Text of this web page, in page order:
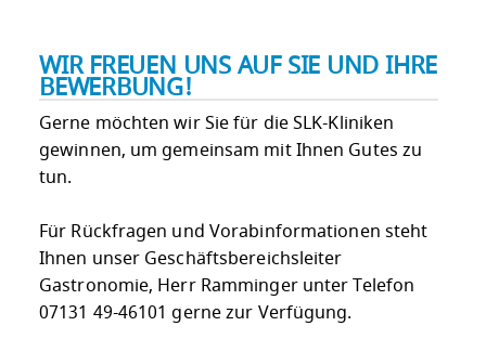
WIR FREUEN UNS AUF SIE UND IHRE
BEWERBUNG!
Gerne möchten wir Sie für die SLK-Kliniken
gewinnen, um gemeinsam mit Ihnen Gutes zu
tun.
Für Rückfragen und Vorabinformationen steht
Ihnen unser Geschäftsbereichsleiter
Gastronomie, Herr Ramminger unter Telefon
07131 49-46101 gerne zur Verfügung.